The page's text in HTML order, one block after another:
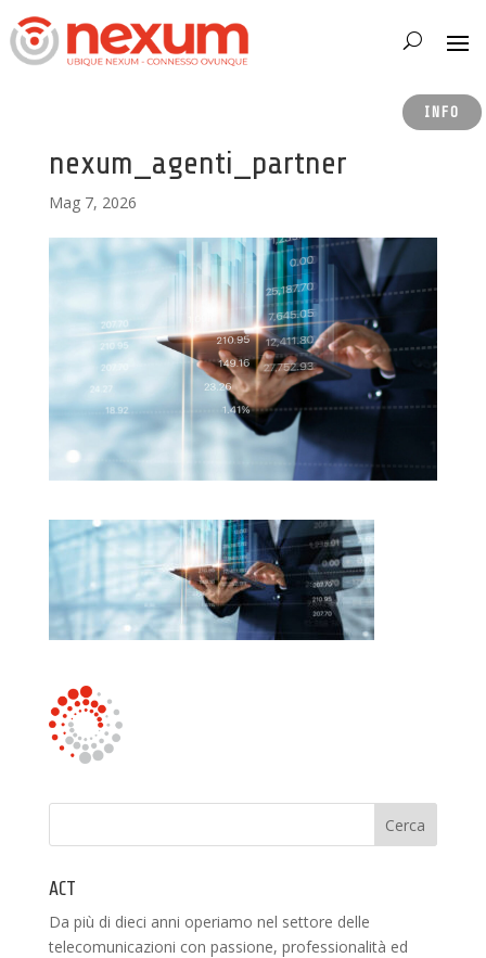
INFO
nexum_agenti_partner
Mag 7, 2026
ACT
Da più di dieci anni operiamo nel settore delle
telecomunicazioni con passione, professionalità ed